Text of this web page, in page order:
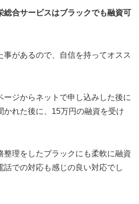
総合サービスはブラックでも融資可
事があるので、自信を持ってオスス
ージからネットで申し込みした後に
かれた後に、15万円の融資を受け
整理をしたブラックにも柔軟に融資
話での対応も感じの良い対応でし